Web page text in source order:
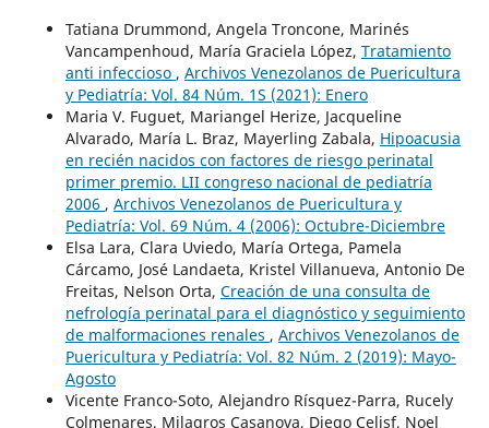
Tatiana Drummond, Angela Troncone, Marinés
Vancampenhoud, María Graciela López, Tratamiento
anti infeccioso , Archivos Venezolanos de Puericultura
y Pediatría: Vol. 84 Núm. 1S (2021): Enero
Maria V. Fuguet, Mariangel Herize, Jacqueline
Alvarado, María L. Braz, Mayerling Zabala, Hipoacusia
en recién nacidos con factores de riesgo perinatal
primer premio. LII congreso nacional de pediatría
2006 , Archivos Venezolanos de Puericultura y
Pediatría: Vol. 69 Núm. 4 (2006): Octubre-Diciembre
Elsa Lara, Clara Uviedo, María Ortega, Pamela
Cárcamo, José Landaeta, Kristel Villanueva, Antonio De
Freitas, Nelson Orta, Creación de una consulta de
nefrología perinatal para el diagnóstico y seguimiento
de malformaciones renales , Archivos Venezolanos de
Puericultura y Pediatría: Vol. 82 Núm. 2 (2019): Mayo-
Agosto
Vicente Franco-Soto, Alejandro Rísquez-Parra, Rucely
Colmenares, Milagros Casanova, Diego Celisf, Noel